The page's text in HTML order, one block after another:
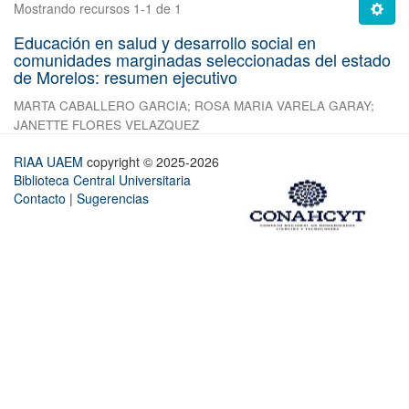
Mostrando recursos 1-1 de 1
Educación en salud y desarrollo social en
comunidades marginadas seleccionadas del estado
de Morelos: resumen ejecutivo
MARTA CABALLERO GARCIA; ROSA MARIA VARELA GARAY;
JANETTE FLORES VELAZQUEZ
RIAA UAEM copyright © 2025-2026
Biblioteca Central Universitaria
Contacto | Sugerencias